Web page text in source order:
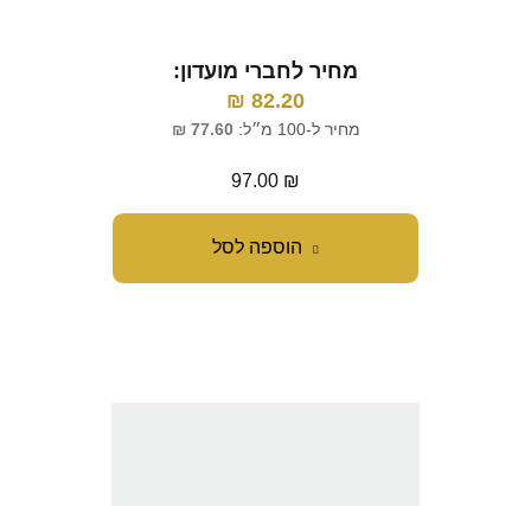
הוספה לסל
מחיר לחברי מועדון:
82.20
₪
מחיר ל-100 מ״ל: 77.60
₪
97.00 ₪